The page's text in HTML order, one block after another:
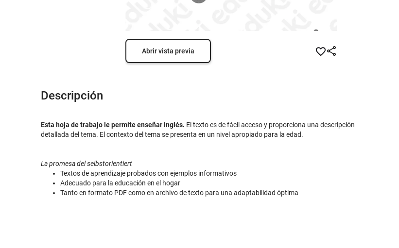
Abrir vista previa
Descripción
Esta hoja de trabajo le permite enseñar inglés. El texto es de fácil acceso y proporciona una descripción
detallada del tema. El contexto del tema se presenta en un nivel apropiado para la edad.
La promesa del selbstorientiert
Textos de aprendizaje probados con ejemplos informativos
Adecuado para la educación en el hogar
Tanto en formato PDF como en archivo de texto para una adaptabilidad óptima